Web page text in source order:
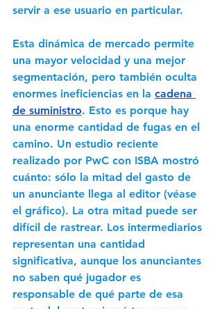
servir a ese usuario en particular.
Esta dinámica de mercado permite
una mayor velocidad y una mejor
segmentación, pero también oculta
enormes ineficiencias en la cadena
de suministro. Esto es porque hay
una enorme cantidad de fugas en el
camino. Un estudio reciente
realizado por PwC con ISBA mostró
cuánto: sólo la mitad del gasto de
un anunciante llega al editor (véase
el gráfico). La otra mitad puede ser
difícil de rastrear. Los intermediarios
representan una cantidad
significativa, aunque los anunciantes
no saben qué jugador es
responsable de qué parte de esa